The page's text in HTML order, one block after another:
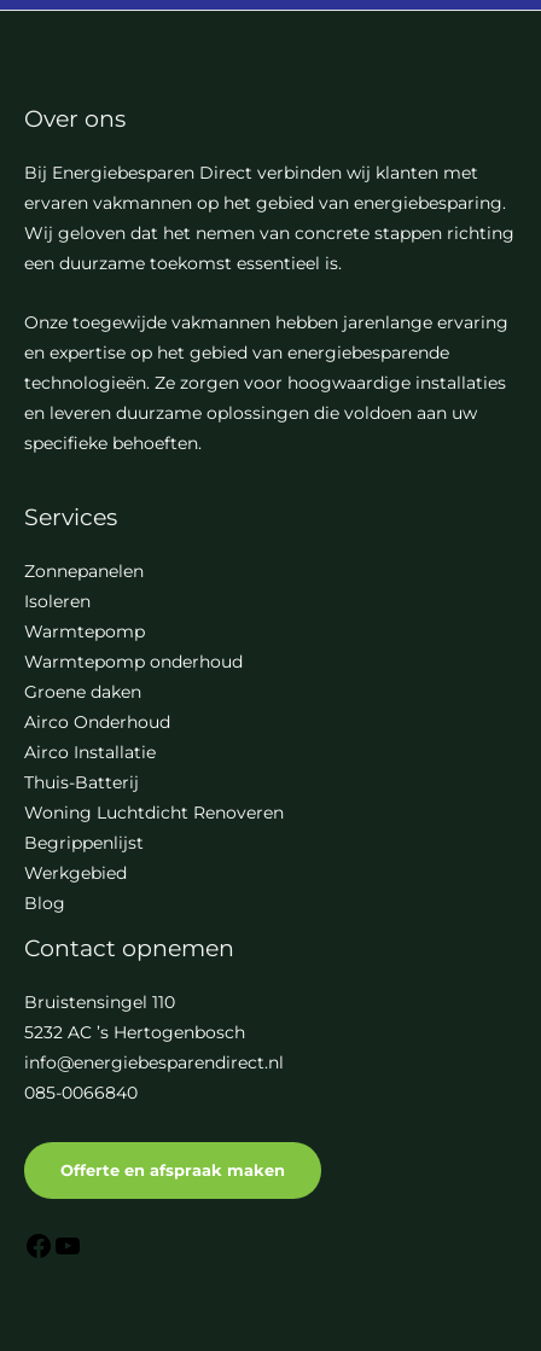
Over ons
Bij Energiebesparen Direct verbinden wij klanten met
ervaren vakmannen op het gebied van energiebesparing.
Wij geloven dat het nemen van concrete stappen richting
een duurzame toekomst essentieel is.
Onze toegewijde vakmannen hebben jarenlange ervaring
en expertise op het gebied van energiebesparende
technologieën. Ze zorgen voor hoogwaardige installaties
en leveren duurzame oplossingen die voldoen aan uw
specifieke behoeften.
Services
Zonnepanelen
Isoleren
Warmtepomp
Warmtepomp onderhoud
Groene daken
Airco Onderhoud
Airco Installatie
Thuis-Batterij
Woning Luchtdicht Renoveren
Begrippenlijst
Werkgebied
Blog
Contact opnemen
Bruistensingel 110
5232 AC ’s Hertogenbosch
info@energiebesparendirect.nl
085-0066840
Offerte en afspraak maken